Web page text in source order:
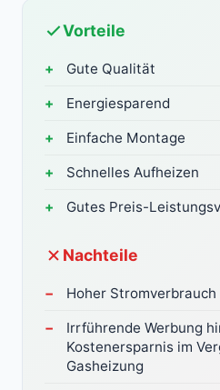
Vorteile
Gute Qualität
Energiesparend
Einfache Montage
Schnelles Aufheizen
Gutes Preis-
Nachteile
Hoher Stromverbrauch
Irrführende Werbung
Kostenersparnis im
Gasheizung